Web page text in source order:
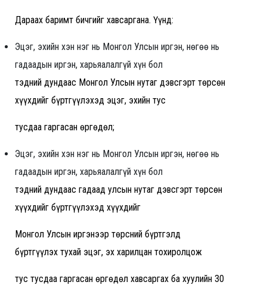
Дараах баримт бичгийг хавсаргана. Үүнд:
Эцэг, эхийн хэн нэг нь Монгол Улсын иргэн, нөгөө нь
гадаадын иргэн, харьяалалгүй хүн бол
тэдний дундаас Монгол Улсын нутаг дэвсгэрт төрсөн
хүүхдийг бүртгүүлэхэд эцэг, эхийн тус
тусдаа гаргасан өргөдөл;
Эцэг, эхийн хэн нэг нь Монгол Улсын иргэн, нөгөө нь
гадаадын иргэн, харьяалалгүй хүн бол
тэдний дундаас гадаад улсын нутаг дэвсгэрт төрсөн
хүүхдийг бүртгүүлэхэд хүүхдийг
Монгол Улсын иргэнээр төрсний бүртгэлд
бүртгүүлэх тухай эцэг, эх харилцан тохиролцож
тус тусдаа гаргасан өргөдөл хавсаргах ба хуулийн 30